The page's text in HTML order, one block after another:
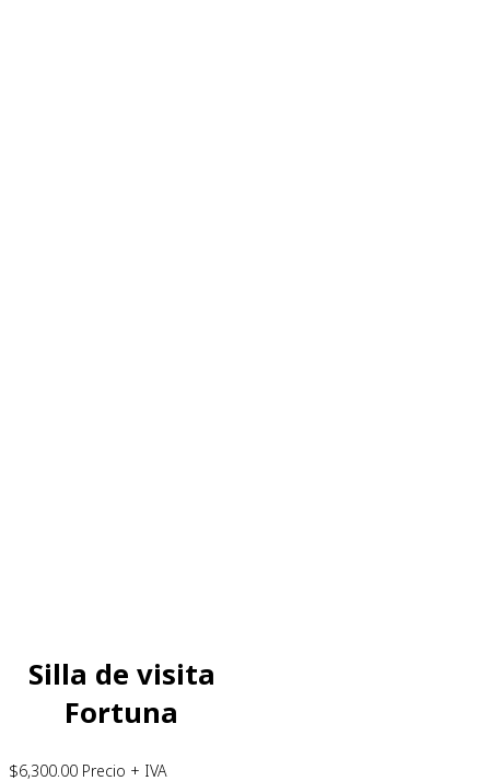
Silla de visita
Fortuna
$6,300.00 Precio + IVA